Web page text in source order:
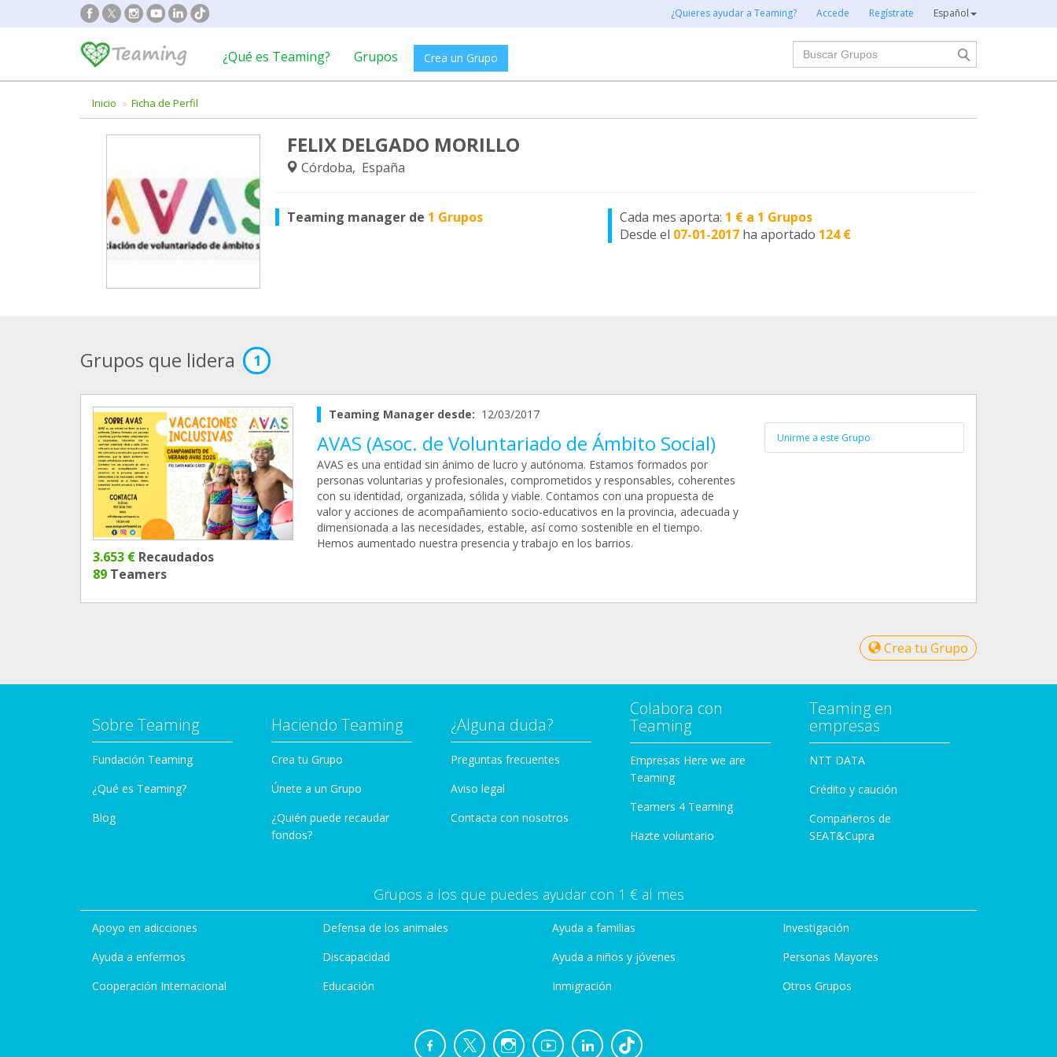
¿Quieres ayudar a Teaming? Accede Regístrate Español
¿Qué es Teaming? Grupos Crea un Grupo
Buscar
Inicio Ficha de Perfil
FELIX DELGADO MORILLO
Córdoba, España
Teaming manager de 1 Grupos Cada mes aporta: 1 € a 1 Grupos
Desde el 07-01-2017 ha aportado 124 €
Grupos que lidera 1
3.653 € Recaudados
89 Teamers
Teaming Manager desde: 12/03/2017
AVAS (Asoc. de Voluntariado de Ámbito Social)
AVAS es una entidad sin ánimo de lucro y autónoma. Estamos formados por
personas voluntarias y profesionales, comprometidos y responsables, coherentes
con su identidad, organizada, sólida y viable. Contamos con una propuesta de
valor y acciones de acompañamiento socio-educativos en la provincia, adecuada y
dimensionada a las necesidades, estable, así como sostenible en el tiempo.
Hemos aumentado nuestra presencia y trabajo en los barrios.
Unirme a este Grupo
Crea tu Grupo
Sobre Teaming
Fundación Teaming
¿Qué es Teaming?
Blog
Haciendo Teaming
Crea tu Grupo
Únete a un Grupo
¿Quién puede recaudar
fondos?
¿Alguna duda?
Preguntas frecuentes
Aviso legal
Contacta con nosotros
Colabora con
Teaming
Empresas Here we are
Teaming
Teamers 4 Teaming
Hazte voluntario
Teaming en
empresas
NTT DATA
Crédito y caución
Compañeros de
SEAT&Cupra
Grupos a los que puedes ayudar con 1 € al mes
Apoyo en adicciones
Ayuda a enfermos
Cooperación Internacional
Defensa de los animales
Discapacidad
Educación
Ayuda a familias
Ayuda a niños y jóvenes
Inmigración
Investigación
Personas Mayores
Otros Grupos